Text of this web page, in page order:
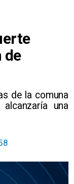
de
de la comuna
una